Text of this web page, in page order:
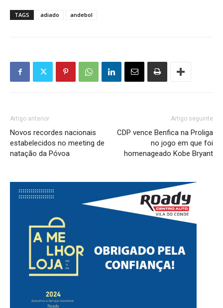
TAGS adiado andebol
Artigo anterior
Novos recordes nacionais
estabelecidos no meeting de
natação da Póvoa
Artigo seguinte
CDP vence Benfica na Proliga
no jogo em que foi
homenageado Kobe Bryant